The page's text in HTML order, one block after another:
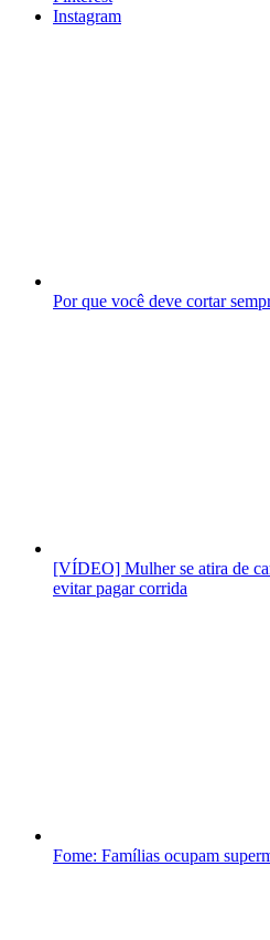
Instagram
Por que você deve cortar
[VÍDEO] Mulher se atira de
evitar pagar corrida
Fome: Famílias ocupam